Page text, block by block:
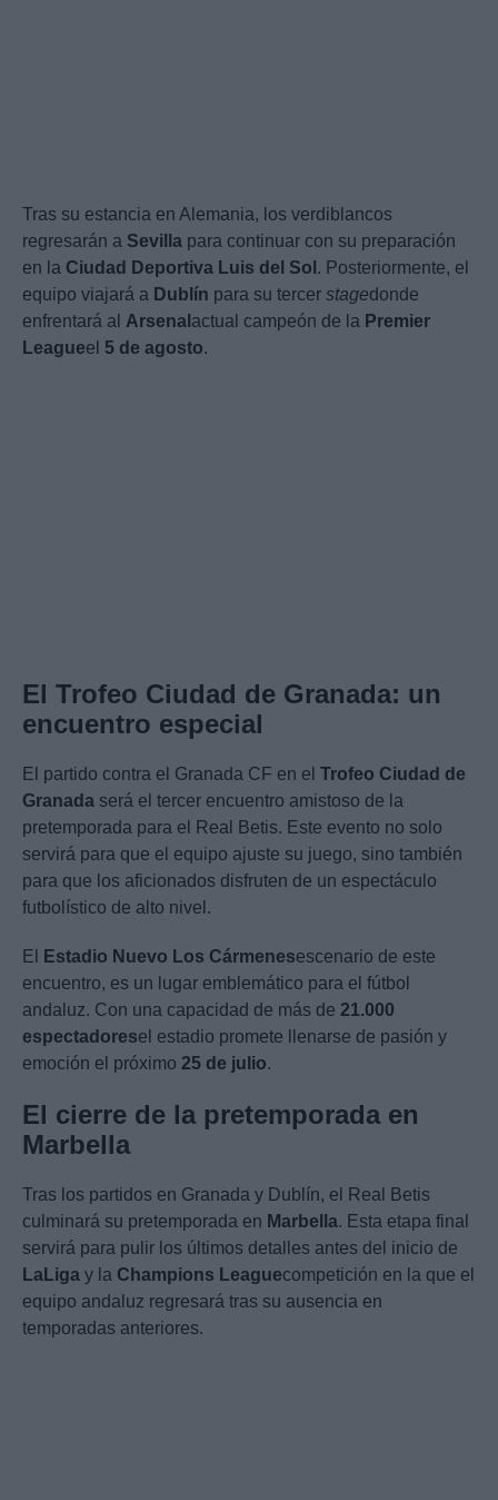
Tras su estancia en Alemania, los verdiblancos
regresarán a Sevilla para continuar con su preparación
en la Ciudad Deportiva Luis del Sol . Posteriormente, el
equipo viajará a Dublín para su tercer stagedonde
enfrentará al Arsenal actual campeón de la Premier
Leagueel 5 de agosto.
El Trofeo Ciudad de Granada: un
encuentro especial
El partido contra el Granada CF en el Trofeo Ciudad de
Granada será el tercer encuentro amistoso de la
pretemporada para el Real Betis. Este evento no solo
servirá para que el equipo ajuste su juego, sino también
para que los aficionados disfruten de un espectáculo
futbolístico de alto nivel.
El Estadio Nuevo Los Cármenesescenario de este
encuentro, es un lugar emblemático para el fútbol
andaluz. Con una capacidad de más de 21.000
espectadoresel estadio promete llenarse de pasión y
emoción el próximo 25 de julio.
El cierre de la pretemporada en
Marbella
Tras los partidos en Granada y Dublín, el Real Betis
culminará su pretemporada en Marbella. Esta etapa final
servirá para pulir los últimos detalles antes del inicio de
LaLiga y la Champions Leaguecompetición en la que el
equipo andaluz regresará tras su ausencia en
temporadas anteriores.